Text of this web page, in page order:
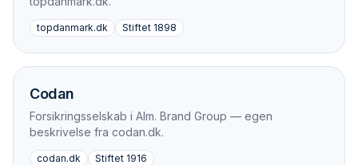
topdanmark.dk Stiftet 1898
Codan
Forsikringsselskab i Alm. Brand Group — egen
beskrivelse fra codan.dk.
codan.dk Stiftet 1916